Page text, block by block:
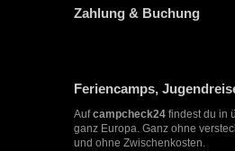
Zahlung & Buchung
Feriencamps,
Aufcampcheck24 findest du in
ganz Europa. Ganz ohne
und ohne Zwischenkosten.